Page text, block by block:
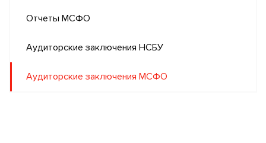
Отчеты МСФО
Аудиторские заключения НСБУ
Аудиторские заключения МСФО